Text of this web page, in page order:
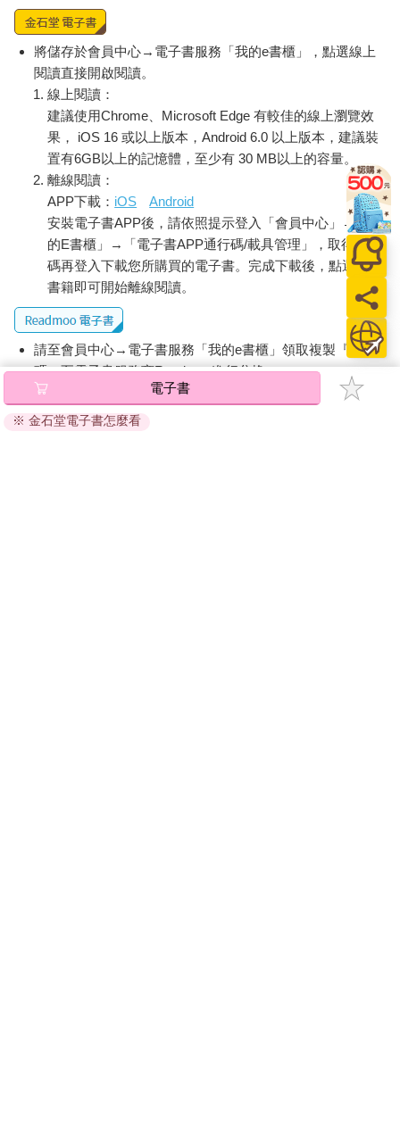
將儲存於會員中心→電子書服務「我的e書櫃」，點選線上
閱讀直接開啟閱讀。
線上閱讀：
建議使用Chrome、Microsoft Edge 有較佳的線上瀏覽效
果， iOS 16 或以上版本，Android 6.0 以上版本，建議裝
置有6GB以上的記憶體，至少有 30 MB以上的容量。
離線閱讀：
APP下載： iOS
Android
安裝電子書APP後，請依照提示登入「會員中心」→「我
的E書櫃」→「電子書APP通行碼/載具管理」，取得通行
碼再登入下載您所購買的電子書。完成下載後，點選任一
書籍即可開始離線閱讀。
請至會員中心→電子書服務「我的e書櫃」領取複製『兌換
碼』至電子書服務商Readmoo進行兌換。
退換貨須知：
因版權保護，您在金石堂所購買的電子書僅能以金石堂專屬
電子書
※ 金石堂電子書怎麼看